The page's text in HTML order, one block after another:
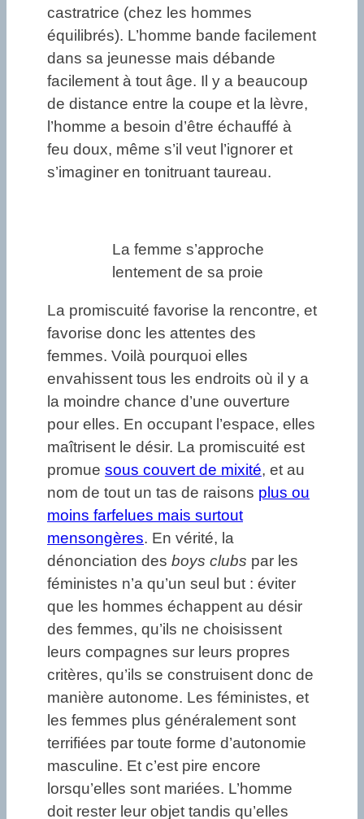
castratrice (chez les hommes
équilibrés). L’homme bande facilement
dans sa jeunesse mais débande
facilement à tout âge. Il y a beaucoup
de distance entre la coupe et la lèvre,
l’homme a besoin d’être échauffé à
feu doux, même s’il veut l’ignorer et
s’imaginer en tonitruant taureau.
La femme s’approche
lentement de sa proie
La promiscuité favorise la rencontre, et
favorise donc les attentes des
femmes. Voilà pourquoi elles
envahissent tous les endroits où il y a
la moindre chance d’une ouverture
pour elles. En occupant l’espace, elles
maîtrisent le désir. La promiscuité est
promue sous couvert de mixité, et au
nom de tout un tas de raisons plus ou
moins farfelues mais surtout
mensongères. En vérité, la
dénonciation des boys clubs par les
féministes n’a qu’un seul but : éviter
que les hommes échappent au désir
des femmes, qu’ils ne choisissent
leurs compagnes sur leurs propres
critères, qu’ils se construisent donc de
manière autonome. Les féministes, et
les femmes plus généralement sont
terrifiées par toute forme d’autonomie
masculine. Et c’est pire encore
lorsqu’elles sont mariées. L’homme
doit rester leur objet tandis qu’elles